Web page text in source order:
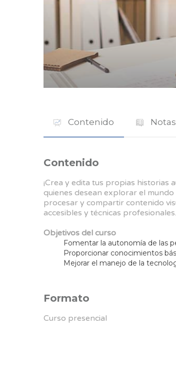
Contenido Notas
Contenido
¡Crea y edita tus propias historias
quienes desean explorar el
procesar y compartir contenido
accesibles y técnicas profesionales.
Objetivos del curso
Fomentar la autonomía de las
Proporcionar conocimientos
Mejorar el manejo de la
Formato
Curso presencial